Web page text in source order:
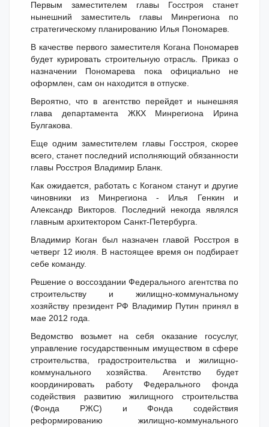
Первым заместителем главы Госстроя станет
нынешний заместитель главы Минрегиона по
стратегическому планированию Илья Пономарев.
В качестве первого заместителя Когана Пономарев
будет курировать строительную отрасль. Приказ о
назначении Пономарева пока официально не
оформлен, сам он находится в отпуске.
Вероятно, что в агентство перейдет и нынешняя
глава департамента ЖКХ Минрегиона Ирина
Булгакова.
Еще одним заместителем главы Госстроя, скорее
всего, станет последний исполняющий обязанности
главы Росстроя Владимир Бланк.
Как ожидается, работать с Коганом станут и другие
чиновники из Минрегиона - Илья Генкин и
Александр Викторов. Последний некогда являлся
главным архитектором Санкт-Петербурга.
Владимир Коган был назначен главой Росстроя в
четверг 12 июля. В настоящее время он подбирает
себе команду.
Решение о воссоздании Федерального агентства по
строительству и жилищно-коммунальному
хозяйству президент РФ Владимир Путин принял в
мае 2012 года.
Ведомство возьмет на себя оказание госуслуг,
управление государственным имуществом в сфере
строительства, градостроительства и жилищно-
коммунального хозяйства. Агентство будет
координировать работу Федерального фонда
содействия развитию жилищного строительства
(Фонда РЖС) и Фонда содействия
реформированию жилищно-коммунального